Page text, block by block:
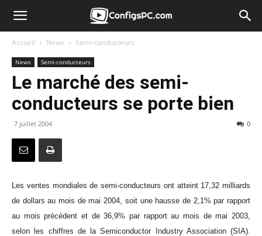
Accueil News Semi-conducteurs
News Semi-conducteurs
Le marché des semi-
conducteurs se porte bien
7 juillet 2004 0
Les ventes mondiales de semi-conducteurs ont atteint 17,32 milliards
de dollars au mois de mai 2004, soit une hausse de 2,1% par rapport
au mois précédent et de 36,9% par rapport au mois de mai 2003,
selon les chiffres de la Semiconductor Industry Association (SIA).